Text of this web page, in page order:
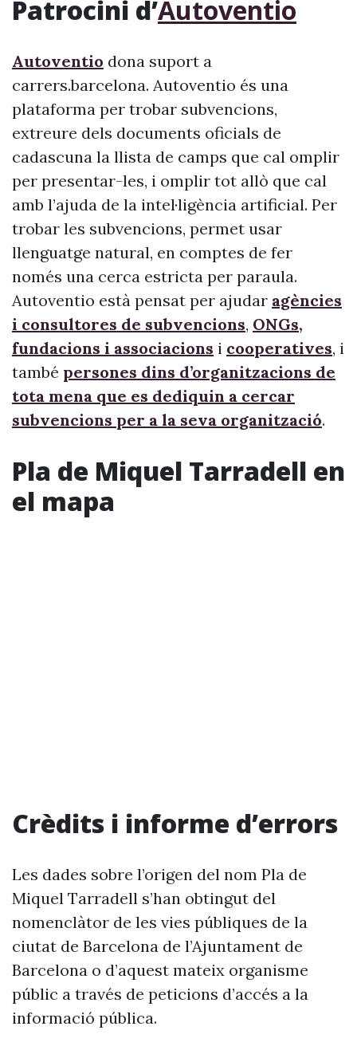
Patrocini d’Autoventio
Autoventio dona suport a
carrers.barcelona. Autoventio és una
plataforma per trobar subvencions,
extreure dels documents oficials de
cadascuna la llista de camps que cal omplir
per presentar-les, i omplir tot allò que cal
amb l’ajuda de la intel·ligència artificial. Per
trobar les subvencions, permet usar
llenguatge natural, en comptes de fer
només una cerca estricta per paraula.
Autoventio està pensat per ajudar agències
i consultores de subvencions, ONGs,
fundacions i associacions i cooperatives, i
també persones dins d’organitzacions de
tota mena que es dediquin a cercar
subvencions per a la seva organització.
Pla de Miquel Tarradell en
el mapa
Crèdits i informe d’errors
Les dades sobre l’origen del nom Pla de
Miquel Tarradell s’han obtingut del
nomenclàtor de les vies públiques de la
ciutat de Barcelona de l’Ajuntament de
Barcelona o d’aquest mateix organisme
públic a través de peticions d’accés a la
informació pública.